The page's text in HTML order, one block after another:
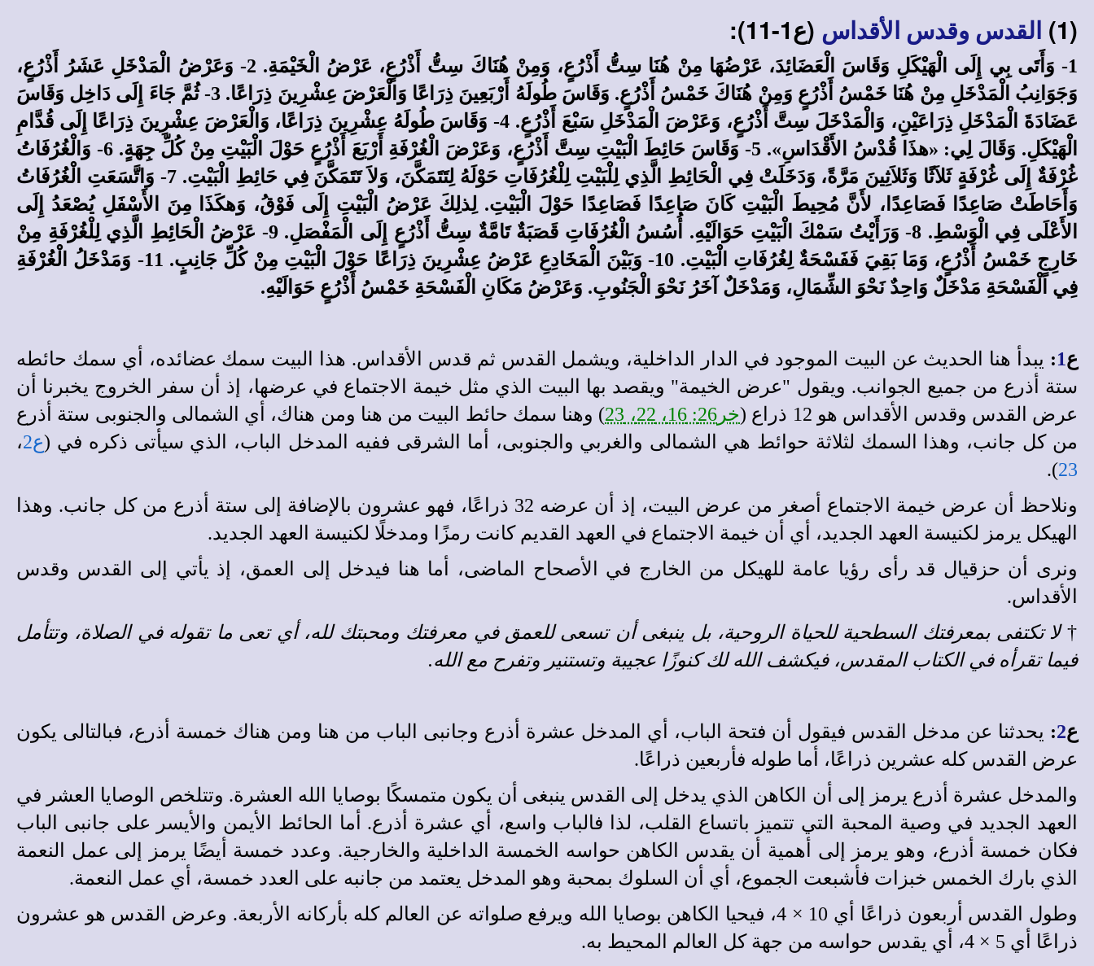
(1) القدس وقدس الأقداس (ع1-11):
1- وَأَتَى بِي إِلَى الْهَيْكَلِ وَقَاسَ الْعَضَائِدَ، عَرْضُهَا مِنْ هُنَا سِتُّ أَذْرُعٍ، وَمِنْ هُنَاكَ سِتُّ أَذْرُعٍ، عَرْضُ الْخَيْمَةِ. 2- وَعَرْضُ الْمَدْخَلِ عَشَرُ أَذْرُعٍ،
وَجَوَانِبُ الْمَدْخَلِ مِنْ هُنَا خَمْسُ أَذْرُعٍ وَمِنْ هُنَاكَ خَمْسُ أَذْرُعٍ. وَقَاسَ طُولَهُ أَرْبَعِينَ ذِرَاعًا وَالْعَرْضَ عِشْرِينَ ذِرَاعًا. 3- ثُمَّ جَاءَ إِلَى دَاخِل وَقَاسَ
عَضَادَةَ الْمَدْخَلِ ذِرَاعَيْنِ، وَالْمَدْخَلَ سِتَّ أَذْرُعٍ، وَعَرْضَ الْمَدْخَلِ سَبْعَ أَذْرُعٍ. 4- وَقَاسَ طُولَهُ عِشْرِينَ ذِرَاعًا، وَالْعَرْضَ عِشْرِينَ ذِرَاعًا إِلَى قُدَّامِ
الْهَيْكَلِ. وَقَالَ لِي: «هذَا قُدْسُ الأَقْدَاسِ». 5- وَقَاسَ حَائِطَ الْبَيْتِ سِتَّ أَذْرُعٍ، وَعَرْضَ الْغُرْفَةِ أَرْبَعَ أَذْرُعٍ حَوْلَ الْبَيْتِ مِنْ كُلِّ جِهَةٍ. 6- وَالْغُرُفَاتُ
غُرْفَةٌ إِلَى غُرْفَةٍ ثَلاَثًا وَثَلاَثِينَ مَرَّةً، وَدَخَلَتْ فِي الْحَائِطِ الَّذِي لِلْبَيْتِ لِلْغُرُفَاتِ حَوْلَهُ لِتَتَمَكَّنَ، وَلاَ تَتَمَكَّنَ فِي حَائِطِ الْبَيْتِ. 7- وَاتَّسَعَتِ الْغُرُفَاتُ
وَأَحَاطَتْ صَاعِدًا فَصَاعِدًا، لأَنَّ مُحِيطَ الْبَيْتِ كَانَ صَاعِدًا فَصَاعِدًا حَوْلَ الْبَيْتِ. لِذلِكَ عَرْضُ الْبَيْتِ إِلَى فَوْقُ، وَهكَذَا مِنَ الأَسْفَلِ يُصْعَدُ إِلَى
الأَعْلَى فِي الْوَسْطِ. 8- وَرَأَيْتُ سَمْكَ الْبَيْتِ حَوَالَيْهِ. أُسُسُ الْغُرُفَاتِ قَصَبَةٌ تَامَّةٌ سِتُّ أَذْرُعٍ إِلَى الْمَفْصَلِ. 9- عَرْضُ الْحَائِطِ الَّذِي لِلْغُرْفَةِ مِنْ
خَارِجٍ خَمْسُ أَذْرُعٍ، وَمَا بَقِيَ فَفَسْحَةٌ لِغُرُفَاتِ الْبَيْتِ. 10- وَبَيْنَ الْمَخَادِعِ عَرْضُ عِشْرِينَ ذِرَاعًا حَوْلَ الْبَيْتِ مِنْ كُلِّ جَانِبٍ. 11- وَمَدْخَلُ الْغُرْفَةِ
فِي الْفَسْحَةِ مَدْخَلٌ وَاحِدٌ نَحْوَ الشِّمَالِ، وَمَدْخَلٌ آخَرُ نَحْوَ الْجَنُوبِ. وَعَرْضُ مَكَانِ الْفَسْحَةِ خَمْسُ أَذْرُعٍ حَوَالَيْهِ.
ع1
: يبدأ هنا الحديث عن البيت الموجود في الدار الداخلية، ويشمل القدس ثم قدس الأقداس. هذا البيت سمك عضائده، أي سمك حائطه
ستة أذرع من جميع الجوانب. ويقول "عرض الخيمة" ويقصد بها البيت الذي مثل خيمة الاجتماع في عرضها، إذ أن سفر الخروج يخبرنا أن
عرض القدس وقدس الأقداس هو 12 ذراع (
خر26: 16، 22، 23
) وهنا سمك حائط البيت من هنا ومن هناك، أي الشمالى والجنوبى ستة أذرع
من كل جانب، وهذا السمك لثلاثة حوائط هي الشمالى والغربي والجنوبى، أما الشرقى ففيه المدخل الباب، الذي سيأتى ذكره في (ع2 ،
23
).
ونلاحظ أن عرض خيمة الاجتماع أصغر من عرض البيت، إذ أن عرضه 32 ذراعًا، فهو عشرون بالإضافة إلى ستة أذرع من كل جانب. وهذا
الهيكل يرمز لكنيسة العهد الجديد، أي أن خيمة الاجتماع في العهد القديم كانت رمزًا ومدخلًا لكنيسة العهد الجديد.
ونرى أن حزقيال قد رأى رؤيا عامة للهيكل من الخارج في الأصحاح الماضى، أما هنا فيدخل إلى العمق، إذ يأتي إلى القدس وقدس
الأقداس.
†لا تكتفى بمعرفتك السطحية للحياة الروحية، بل ينبغى أن تسعى للعمق في معرفتك ومحبتك لله، أي تعى ما تقوله في الصلاة، وتتأمل
فيما تقرأه في الكتاب المقدس، فيكشف الله لك كنوزًا عجيبة وتستنير وتفرح مع الله.
ع2
: يحدثنا عن مدخل القدس فيقول أن فتحة الباب، أي المدخل عشرة أذرع وجانبى الباب من هنا ومن هناك خمسة أذرع، فبالتالى يكون
عرض القدس كله عشرين ذراعًا، أما طوله فأربعين ذراعًا.
والمدخل عشرة أذرع يرمز إلى أن الكاهن الذي يدخل إلى القدس ينبغى أن يكون متمسكًا بوصايا الله العشرة. وتتلخص الوصايا العشر في
العهد الجديد في وصية المحبة التي تتميز باتساع القلب، لذا فالباب واسع، أي عشرة أذرع. أما الحائط الأيمن والأيسر على جانبى الباب
فكان خمسة أذرع، وهو يرمز إلى أهمية أن يقدس الكاهن حواسه الخمسة الداخلية والخارجية. وعدد خمسة أيضًا يرمز إلى عمل النعمة
الذي بارك الخمس خبزات فأشبعت الجموع، أي أن السلوك بمحبة وهو المدخل يعتمد من جانبه على العدد خمسة، أي عمل النعمة.
وطول القدس أربعون ذراعًا أي 10 × 4، فيحيا الكاهن بوصايا الله ويرفع صلواته عن العالم كله بأركانه الأربعة. وعرض القدس هو عشرون
ذراعًا أي 5 × 4، أي يقدس حواسه من جهة كل العالم المحيط به.